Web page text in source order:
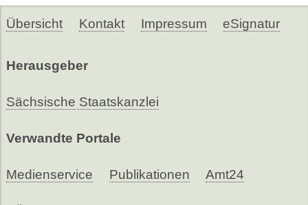
Übersicht Kontakt Impressum eSignatur
Herausgeber
Sächsische Staatskanzlei
Verwandte Portale
Medienservice Publikationen Amt24